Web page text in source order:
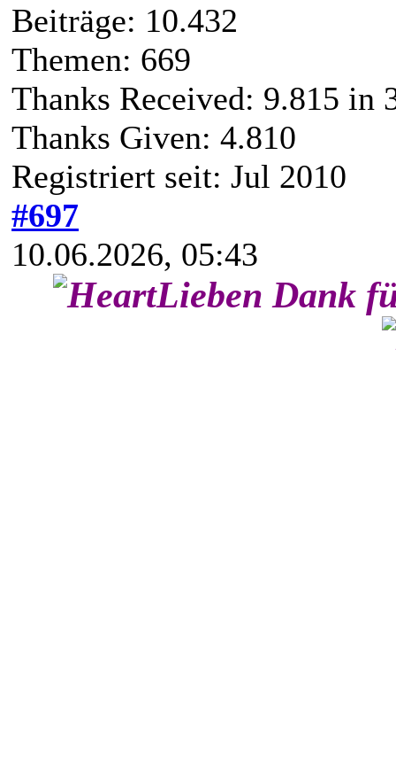
Beiträge: 10.432
Themen: 669
Thanks Received: 9.815 in
Thanks Given: 4.810
Registriert seit: Jul 2010
#697
10.06.2026, 05:43
Lieben Dank